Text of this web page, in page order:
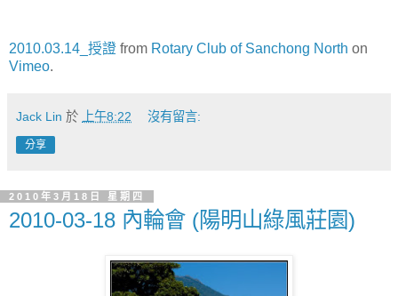
2010.03.14_授證 from Rotary Club of Sanchong North on
Vimeo.
Jack Lin 於 上午8:22 沒有留言:
分享
2010年3月18日 星期四
2010-03-18 內輪會 (陽明山綠風莊園)